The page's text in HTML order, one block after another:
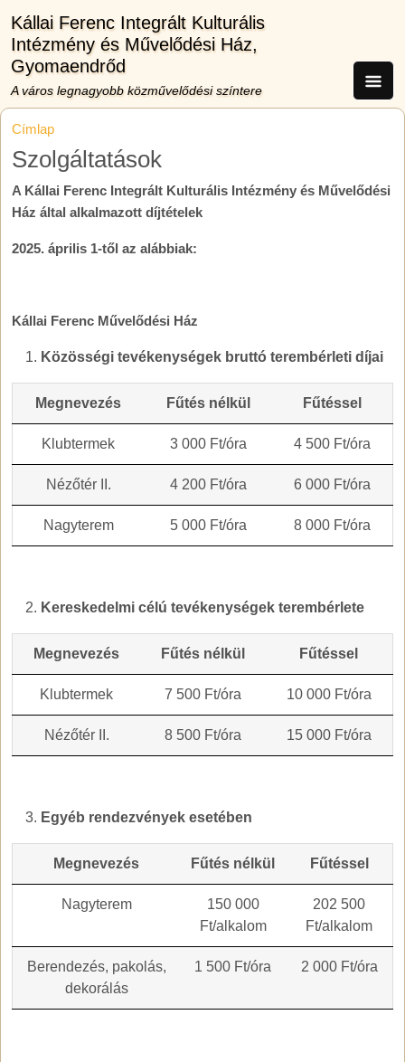
Kállai Ferenc Integrált Kulturális
Intézmény és Művelődési Ház,
Gyomaendrőd
A város legnagyobb közművelődési színtere
Címlap
Szolgáltatások
A Kállai Ferenc Integrált Kulturális Intézmény és Művelődési
Ház által alkalmazott díjtételek
2025. április 1-től az alábbiak:
Kállai Ferenc Művelődési Ház
Közösségi tevékenységek bruttó terembérleti díjai
Megnevezés Fűtés nélkül Fűtéssel
Klubtermek 3 000 Ft/óra 4 500 Ft/óra
Nézőtér II. 4 200 Ft/óra 6 000 Ft/óra
Nagyterem 5 000 Ft/óra 8 000 Ft/óra
Kereskedelmi célú tevékenységek terembérlete
Megnevezés Fűtés nélkül Fűtéssel
Klubtermek 7 500 Ft/óra 10 000 Ft/óra
Nézőtér II. 8 500 Ft/óra 15 000 Ft/óra
Egyéb rendezvények esetében
Megnevezés Fűtés nélkül Fűtéssel
Nagyterem
150 000
Ft/alkalom
202 500
Ft/alkalom
Berendezés, pakolás,
dekorálás
1 500 Ft/óra 2 000 Ft/óra